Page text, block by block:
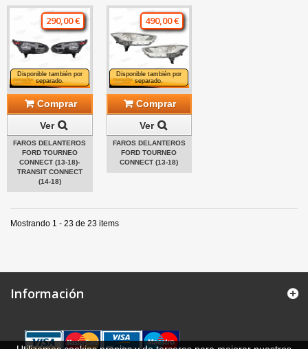
Disponible también por
separado.
290,00 €
Comprar
Ver
FAROS DELANTEROS
FORD TOURNEO
CONNECT (13-18)-
TRANSIT CONNECT
(14-18)
Disponible también por
separado.
490,00 €
Comprar
Ver
FAROS DELANTEROS
FORD TOURNEO
CONNECT (13-18)
Mostrando 1 - 23 de 23 items
Información